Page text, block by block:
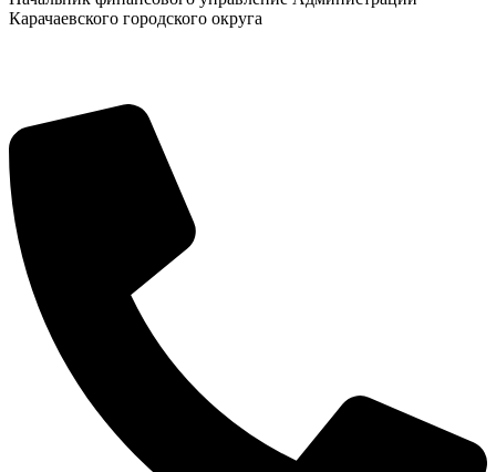
Карачаевского городского округа